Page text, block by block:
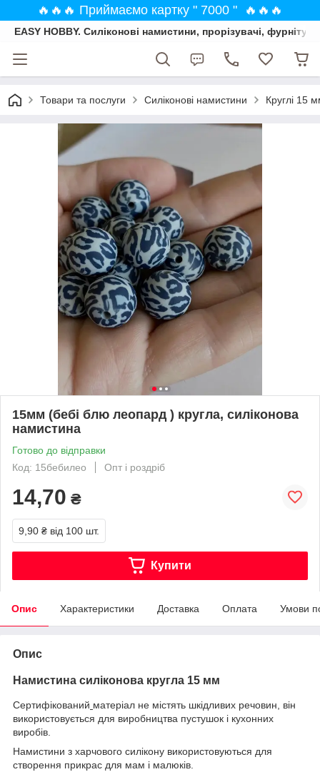
🔥🔥🔥 Приймаємо картку " 7000 " 🔥🔥🔥
EASY HOBBY. Силіконові намистини, прорізувачі,
Товари та послуги Силіконові намистини Круглі 15
15мм (бебі блю леопард ) кругла, силіконова
намистина
Готово до відправки
Код: 15бебилео
Опт і роздріб
14,70 ₴
9,90 ₴ від 100 шт.
Купити
Опис Характеристики Доставка Оплата Умови
Опис
Намистина силіконова кругла 15 мм
Сертифікований матеріал не містять шкідливих речовин, він
використовується для виробництва пустушок і кухонних
виробів.
Намистини з харчового силікону використовуються для
створення прикрас для мам і малюків.